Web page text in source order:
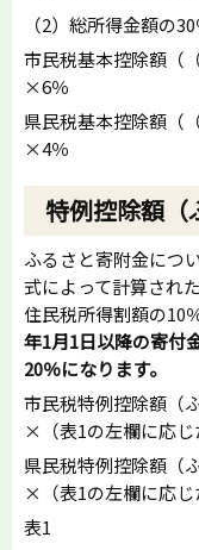
（2）総所得金額の
市民税基本控除額（
×6％
県民税基本控除額（
×4％
特例控除額（
ふるさと寄附金につ
式によって計算され
住民税所得割額の10
年1月1日以降の寄付
20％になります。
市民税特例控除額（
×（表1の左欄に応
県民税特例控除額（
×（表1の左欄に応
表1